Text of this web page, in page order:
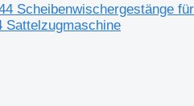
Scheibenwischergestänge für
Sattelzugmaschine